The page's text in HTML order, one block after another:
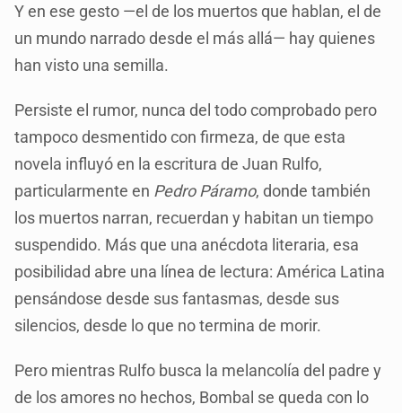
Y en ese gesto —el de los muertos que hablan, el de
un mundo narrado desde el más allá— hay quienes
han visto una semilla.
Persiste el rumor, nunca del todo comprobado pero
tampoco desmentido con firmeza, de que esta
novela influyó en la escritura de Juan Rulfo,
particularmente en Pedro Páramo, donde también
los muertos narran, recuerdan y habitan un tiempo
suspendido. Más que una anécdota literaria, esa
posibilidad abre una línea de lectura: América Latina
pensándose desde sus fantasmas, desde sus
silencios, desde lo que no termina de morir.
Pero mientras Rulfo busca la melancolía del padre y
de los amores no hechos, Bombal se queda con lo